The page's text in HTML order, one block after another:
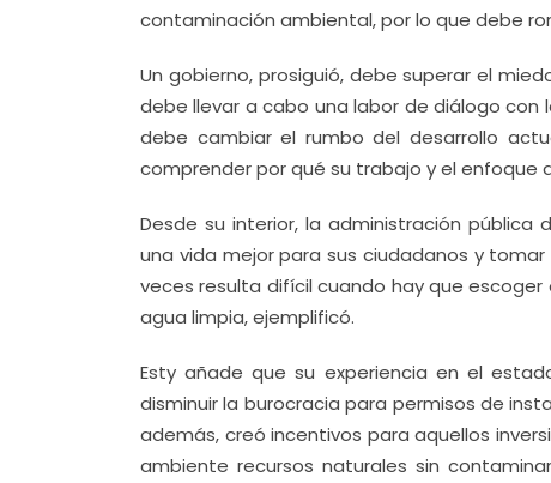
contaminación ambiental, por lo que debe
Un gobierno, prosiguió, debe superar el
debe llevar a cabo una labor de diálogo con
debe cambiar el rumbo del desarrollo
comprender por qué su trabajo y el enfoque
Desde su interior, la administración pública
una vida mejor para sus ciudadanos y
veces resulta difícil cuando hay que
agua limpia, ejemplificó.
Esty añade que su experiencia en el
disminuir la burocracia para permisos de
además, creó incentivos para aquellos
ambiente recursos naturales sin